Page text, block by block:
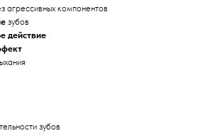
агрессивных компонентов
зубов
действие
зубов